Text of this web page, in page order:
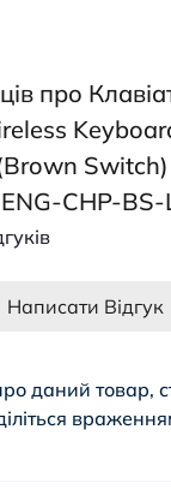
про
CHP-BS-
Написати Відгук
даний товар,